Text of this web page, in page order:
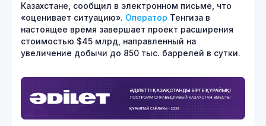
Казахстане, сообщил в электронном письме, что
«оценивает ситуацию». Оператор Тенгиза в
настоящее время завершает проект расширения
стоимостью $45 млрд, направленный на
увеличение добычи до 850 тыс. баррелей в сутки.